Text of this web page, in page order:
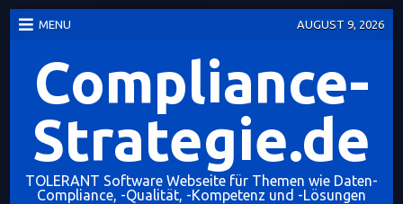
Skip
MENU AUGUST 9, 2026
Compliance-
Strategie.de
TOLERANT Software Webseite für Themen wie Daten-
Compliance, -Qualität, -Kompetenz und -Lösungen